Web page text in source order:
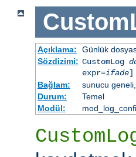
Açıklama:
Günlük
Sözdizimi: CustomLog
expr=ifade]
Bağlam:
sunucu
Durum:
Temel
Modül: